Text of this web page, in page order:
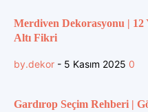
Merdiven Dekorasyonu | 12
Altı Fikri
by.dekor - 5 Kasım 2025 0
Gardırop Seçim Rehberi |